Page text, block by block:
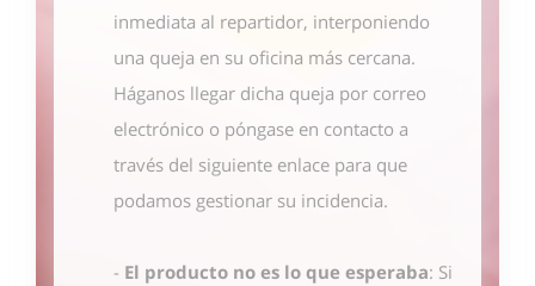
inmediata al repartidor, interponiendo
una queja en su oficina más cercana.
Háganos llegar dicha queja por correo
electrónico o póngase en contacto a
través del siguiente enlace para que
podamos gestionar su incidencia.
- El producto no es lo que esperaba: Si